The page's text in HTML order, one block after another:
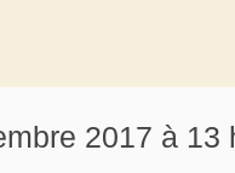
2017 à 13